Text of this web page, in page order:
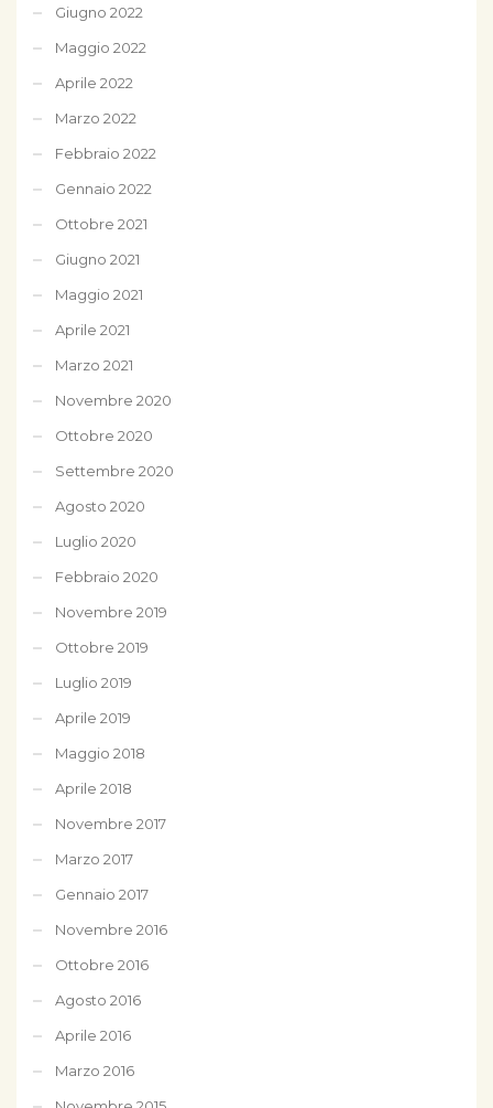
Giugno 2022
Maggio 2022
Aprile 2022
Marzo 2022
Febbraio 2022
Gennaio 2022
Ottobre 2021
Giugno 2021
Maggio 2021
Aprile 2021
Marzo 2021
Novembre 2020
Ottobre 2020
Settembre 2020
Agosto 2020
Luglio 2020
Febbraio 2020
Novembre 2019
Ottobre 2019
Luglio 2019
Aprile 2019
Maggio 2018
Aprile 2018
Novembre 2017
Marzo 2017
Gennaio 2017
Novembre 2016
Ottobre 2016
Agosto 2016
Aprile 2016
Marzo 2016